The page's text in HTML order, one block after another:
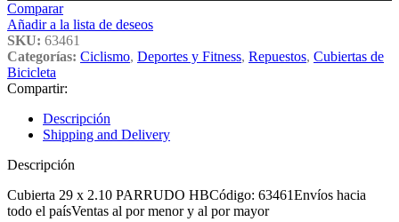
Comparar
Añadir a la lista de deseos
SKU: 63461
Categorías: Ciclismo, Deportes y Fitness, Repuestos, Cubiertas de
Bicicleta
Compartir:
Descripción
Shipping and Delivery
Descripción
Cubierta 29 x 2.10 PARRUDO HBCódigo: 63461Envíos hacia
todo el paísVentas al por menor y al por mayor